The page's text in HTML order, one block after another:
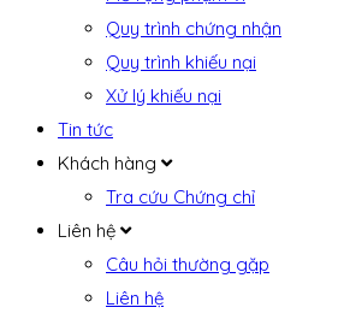
Quy trình chứng nhận
Quy trình khiếu nại
Xử lý khiếu nại
Tin tức
Khách hàng
Tra cứu Chứng chỉ
Liên hệ
Câu hỏi thường gặp
Liên hệ